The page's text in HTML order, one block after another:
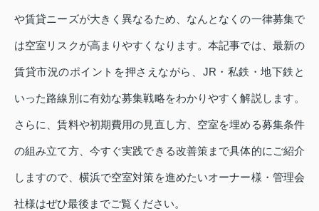
や賃貸ニーズが大きく異なるため、なんとなくの一律募集で
は空室リスクが高まりやすくなります。本記事では、最新の
賃貸市況のポイントを押さえながら、JR・私鉄・地下鉄と
いった路線別に有効な募集戦略をわかりやすく解説します。
さらに、賃料や初期費用の見直し方、空室を埋める募集条件
の組み立て方、今すぐ実践できる改善策まで具体的にご紹介
しますので、横浜で空室対策を進めたいオーナー様・管理会
社様はぜひ最後までご覧ください。